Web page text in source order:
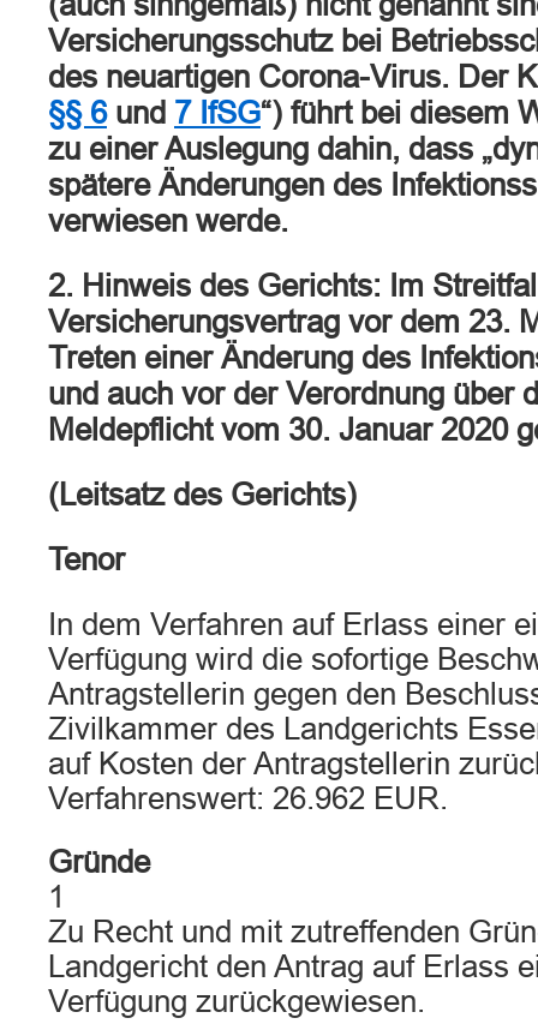
Versicherungsschutz bei
des neuartigen Corona-Virus. Der
§§ 6und 7 IfSG“) führt bei diesem
zu einer Auslegung dahin, dass
spätere Änderungen des
verwiesen werde.
2. Hinweis des Gerichts: Im
Versicherungsvertrag vor dem 23.
Treten einer Änderung des
und auch vor der Verordnung über
Meldepflicht vom 30. Januar 2020
(Leitsatz des Gerichts)
Tenor
In dem Verfahren auf Erlass einer
Verfügung wird die sofortige
Antragstellerin gegen den
Zivilkammer des Landgerichts
auf Kosten der Antragstellerin
Verfahrenswert: 26.962 EUR.
Gründe
1
Zu Recht und mit zutreffenden
Landgericht den Antrag auf Erlass
Verfügung zurückgewiesen.